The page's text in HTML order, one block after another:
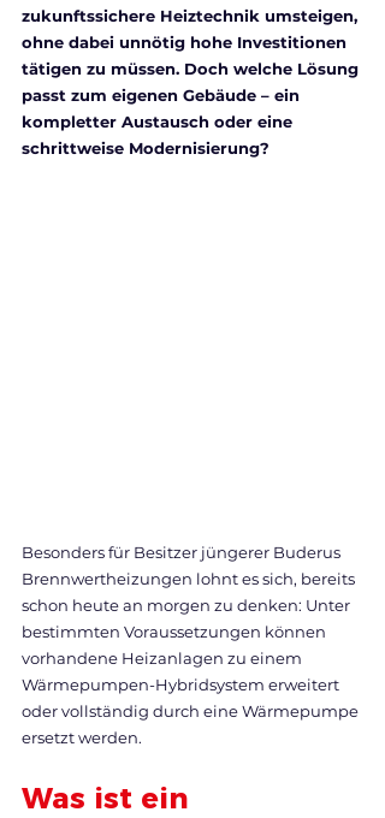
zukunftssichere Heiztechnik umsteigen,
ohne dabei unnötig hohe Investitionen
tätigen zu müssen. Doch welche Lösung
passt zum eigenen Gebäude – ein
kompletter Austausch oder eine
schrittweise Modernisierung?
Besonders für Besitzer jüngerer Buderus
Brennwertheizungen lohnt es sich, bereits
schon heute an morgen zu denken: Unter
bestimmten Voraussetzungen können
vorhandene Heizanlagen zu einem
Wärmepumpen-Hybridsystem erweitert
oder vollständig durch eine Wärmepumpe
ersetzt werden.
Was ist ein